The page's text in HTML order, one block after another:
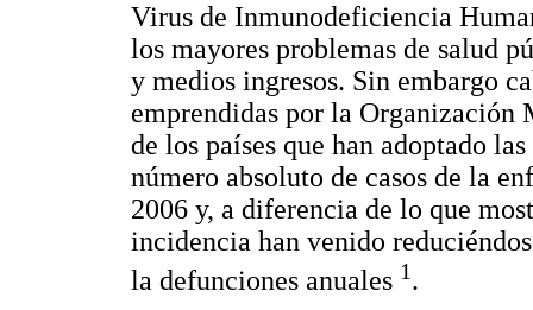
Virus de Inmunodeficiencia
los mayores problemas de salud
y medios ingresos. Sin embargo
emprendidas por la Organización
de los países que han adoptado
número absoluto de casos de la
2006 y, a diferencia de lo que
incidencia han venido
la defunciones anuales 1.